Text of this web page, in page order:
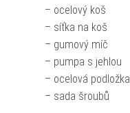
– ocelový koš
– síťka na koš
– gumový míč
– pumpa s jehlou
– ocelová podložka
– sada šroubů